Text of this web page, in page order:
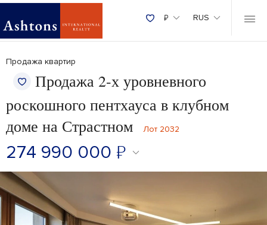
₽ RUS
Продажа квартир
Продажа 2-х уровневного
роскошного пентхауса в клубном
доме на Страстном
Лот 2032
274 990 000 ₽